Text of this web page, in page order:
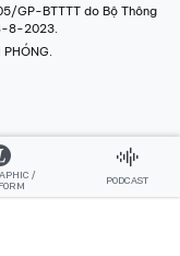
GP-BTTTT do Bộ Thông
8-2023.
/
PODCAST